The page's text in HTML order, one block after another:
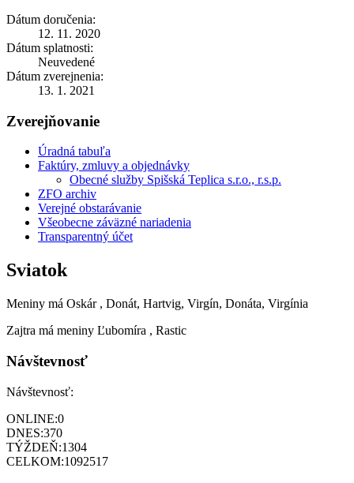
Dátum doručenia:
12. 11. 2020
Dátum splatnosti:
Neuvedené
Dátum zverejnenia:
13. 1. 2021
Zverejňovanie
Úradná tabuľa
Faktúry, zmluvy a objednávky
Obecné služby Spišská Teplica s.r.o., r.s.p.
ZFO archiv
Verejné obstarávanie
Všeobecne záväzné nariadenia
Transparentný účet
Sviatok
Meniny má Oskár , Donát, Hartvig, Virgín, Donáta, Virgínia
Zajtra má meniny Ľubomíra , Rastic
Návštevnosť
Návštevnosť:
ONLINE:0
DNES:370
TÝŽDEŇ:1304
CELKOM:1092517